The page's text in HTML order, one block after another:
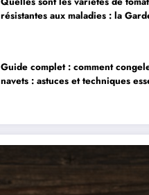
résistantes aux maladies : la
Guide complet : comment
navets : astuces et techniques